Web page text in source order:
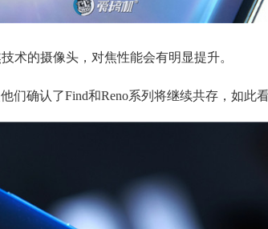
术的摄像头，对焦性能会有明显提升。
们确认了Find和Reno系列将继续共存，如此